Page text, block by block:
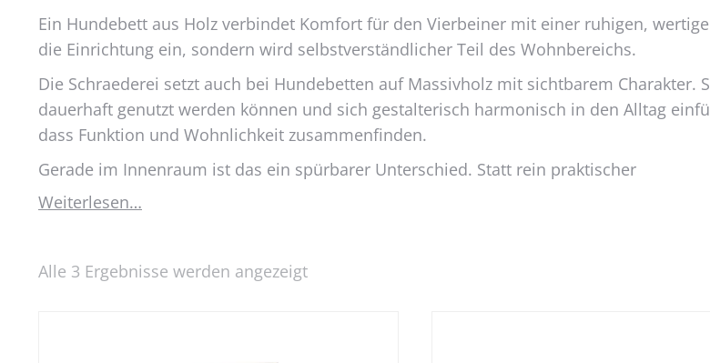
Ein Hundebett aus Holz verbindet Komfort für den Vierbeiner mit einer ruhigen,
die Einrichtung ein, sondern wird selbstverständlicher Teil des Wohnbereichs.
Die Schraederei setzt auch bei Hundebetten auf Massivholz mit sichtbarem
dauerhaft genutzt werden können und sich gestalterisch harmonisch in den Alltag
dass Funktion und Wohnlichkeit zusammenfinden.
Gerade im Innenraum ist das ein spürbarer Unterschied. Statt rein praktischer
Weiterlesen…
Alle 3 Ergebnisse werden angezeigt